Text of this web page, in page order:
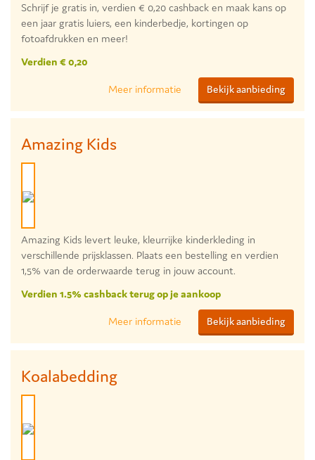
Schrijf je gratis in, verdien € 0,20 cashback en maak kans op
een jaar gratis luiers, een kinderbedje, kortingen op
fotoafdrukken en meer!
Verdien € 0,20
Meer informatie Bekijk aanbieding
Amazing Kids
Amazing Kids levert leuke, kleurrijke kinderkleding in
verschillende prijsklassen. Plaats een bestelling en verdien
1,5% van de orderwaarde terug in jouw account.
Verdien 1.5% cashback terug op je aankoop
Meer informatie Bekijk aanbieding
Koalabedding